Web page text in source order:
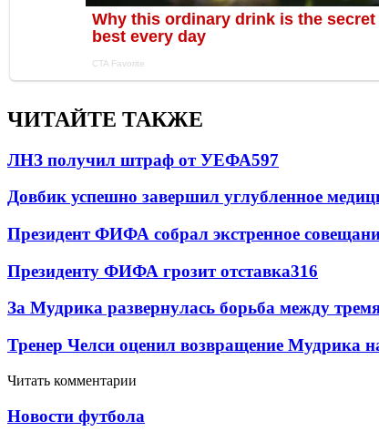
ЧИТАЙТЕ ТАКЖЕ
ЛНЗ получил штраф от УЕФА597
Довбик успешно завершил углубленное
Президент ФИФА собрал экстренное
Президенту ФИФА грозит отставка316
За Мудрика развернулась борьба между
Тренер Челси оценил возвращение Мудрика
Читать комментарии
Новости футбола